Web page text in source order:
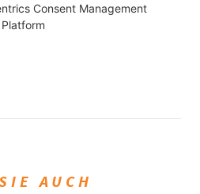
Consent Management
Platform
AUCH